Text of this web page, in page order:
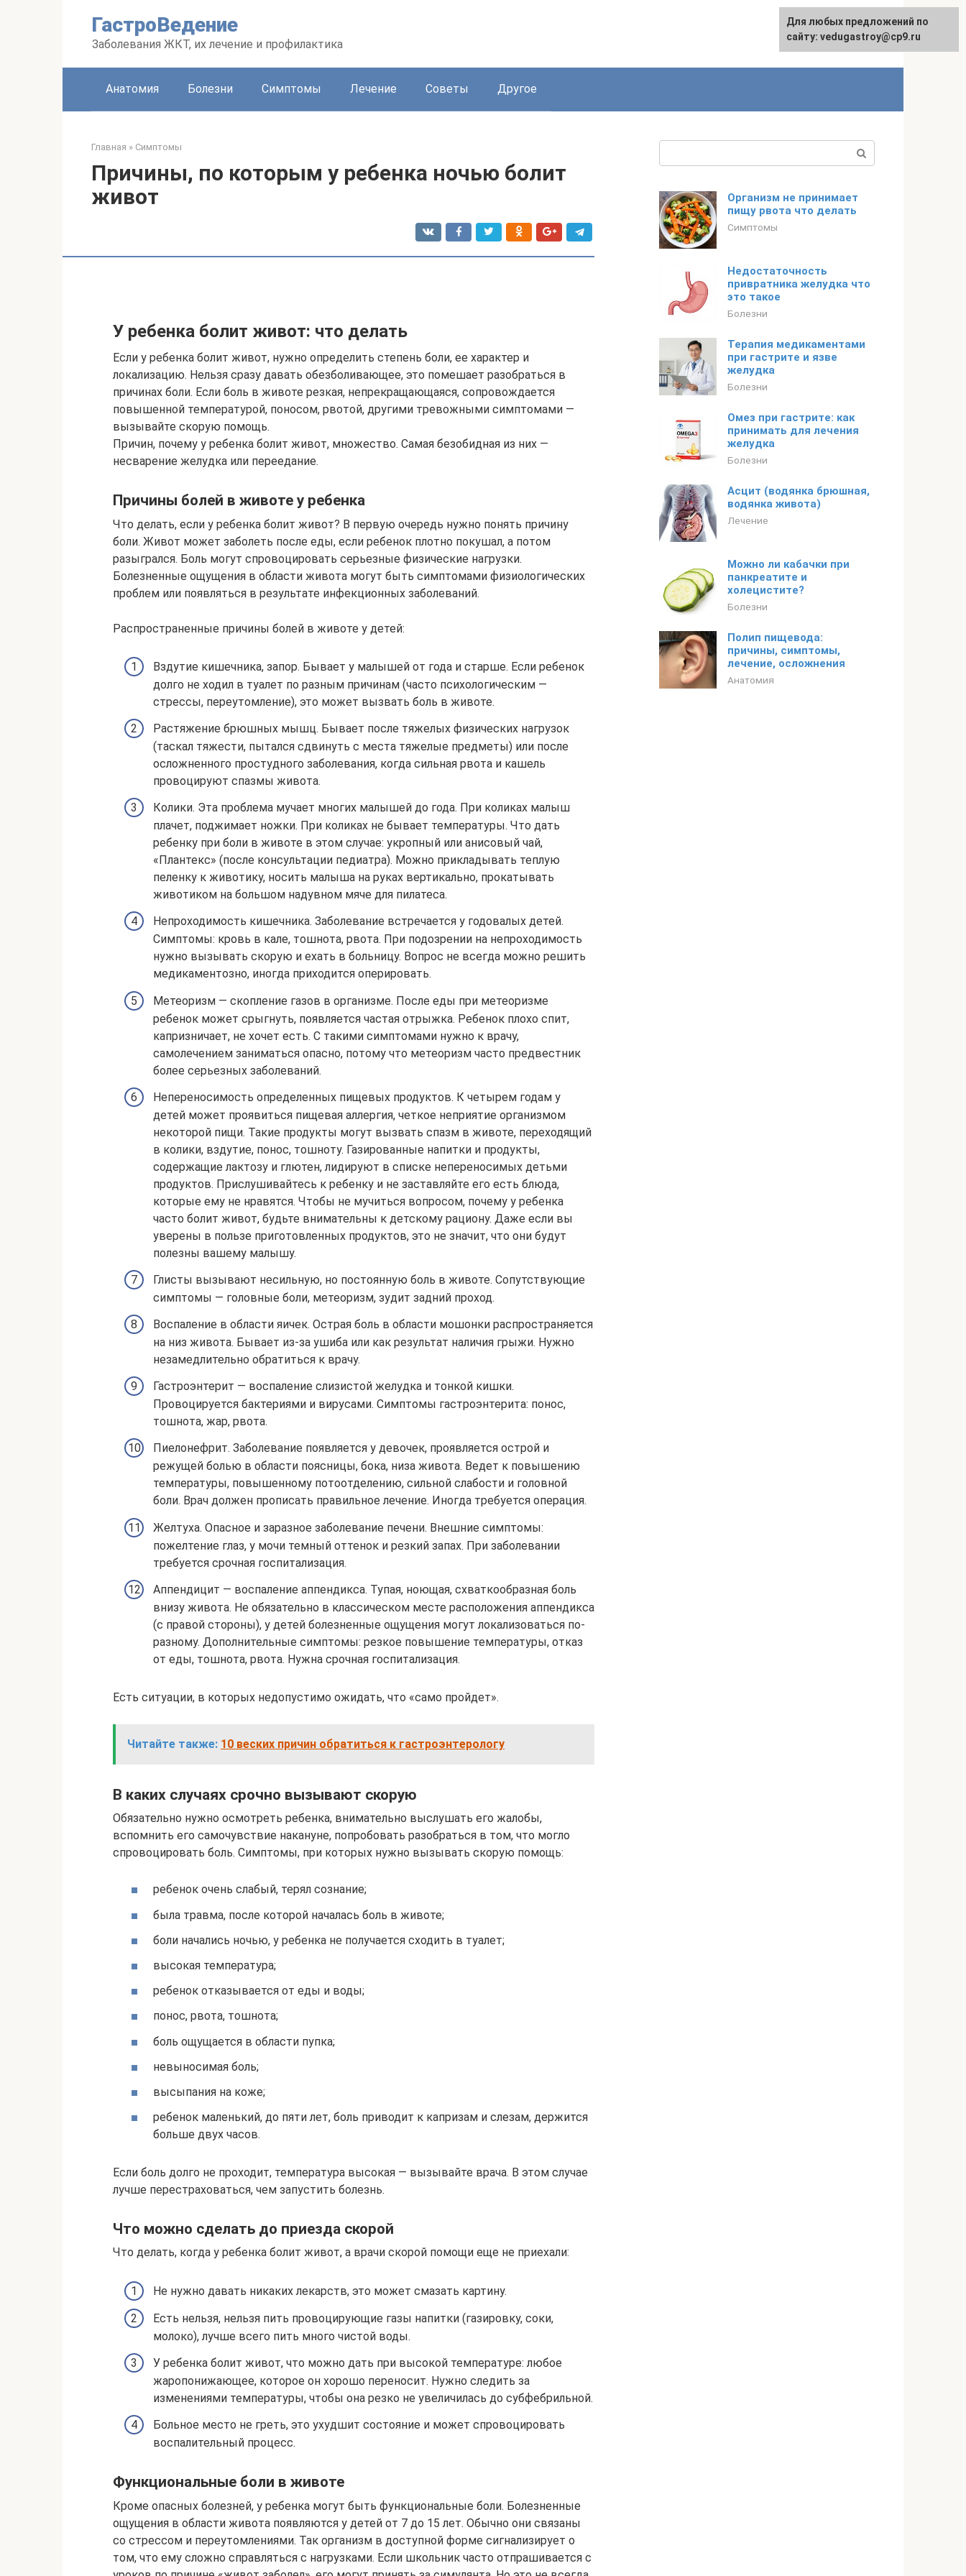
ГастроВедение
Заболевания ЖКТ, их лечение и профилактика
Анатомия Болезни Симптомы Лечение Советы Другое
Главная » Симптомы
Причины, по которым у ребенка ночью болит
живот
У ребенка болит живот: что делать
Если у ребенка болит живот, нужно определить степень боли, ее характер и
локализацию. Нельзя сразу давать обезболивающее, это помешает разобраться в
причинах боли. Если боль в животе резкая, непрекращающаяся, сопровождается
повышенной температурой, поносом, рвотой, другими тревожными симптомами —
вызывайте скорую помощь.
Причин, почему у ребенка болит живот, множество. Самая безобидная из них —
несварение желудка или переедание.
Причины болей в животе у ребенка
Что делать, если у ребенка болит живот? В первую очередь нужно понять причину
боли. Живот может заболеть после еды, если ребенок плотно покушал, а потом
разыгрался. Боль могут спровоцировать серьезные физические нагрузки.
Болезненные ощущения в области живота могут быть симптомами физиологических
проблем или появляться в результате инфекционных заболеваний.
Распространенные причины болей в животе у детей:
Вздутие кишечника, запор. Бывает у малышей от года и старше. Если ребенок
долго не ходил в туалет по разным причинам (часто психологическим —
стрессы, переутомление), это может вызвать боль в животе.
Растяжение брюшных мышц. Бывает после тяжелых физических нагрузок
(таскал тяжести, пытался сдвинуть с места тяжелые предметы) или после
осложненного простудного заболевания, когда сильная рвота и кашель
провоцируют спазмы живота.
Колики. Эта проблема мучает многих малышей до года. При коликах малыш
плачет, поджимает ножки. При коликах не бывает температуры. Что дать
ребенку при боли в животе в этом случае: укропный или анисовый чай,
«Плантекс» (после консультации педиатра). Можно прикладывать теплую
пеленку к животику, носить малыша на руках вертикально, прокатывать
животиком на большом надувном мяче для пилатеса.
Непроходимость кишечника. Заболевание встречается у годовалых детей.
Симптомы: кровь в кале, тошнота, рвота. При подозрении на непроходимость
нужно вызывать скорую и ехать в больницу. Вопрос не всегда можно решить
медикаментозно, иногда приходится оперировать.
Метеоризм — скопление газов в организме. После еды при метеоризме
ребенок может срыгнуть, появляется частая отрыжка. Ребенок плохо спит,
капризничает, не хочет есть. С такими симптомами нужно к врачу,
самолечением заниматься опасно, потому что метеоризм часто предвестник
более серьезных заболеваний.
Непереносимость определенных пищевых продуктов. К четырем годам у
детей может проявиться пищевая аллергия, четкое неприятие организмом
некоторой пищи. Такие продукты могут вызвать спазм в животе, переходящий
в колики, вздутие, понос, тошноту. Газированные напитки и продукты,
содержащие лактозу и глютен, лидируют в списке непереносимых детьми
продуктов. Прислушивайтесь к ребенку и не заставляйте его есть блюда,
которые ему не нравятся. Чтобы не мучиться вопросом, почему у ребенка
часто болит живот, будьте внимательны к детскому рациону. Даже если вы
уверены в пользе приготовленных продуктов, это не значит, что они будут
полезны вашему малышу.
Глисты вызывают несильную, но постоянную боль в животе. Сопутствующие
симптомы — головные боли, метеоризм, зудит задний проход.
Воспаление в области яичек. Острая боль в области мошонки распространяется
на низ живота. Бывает из-за ушиба или как результат наличия грыжи. Нужно
незамедлительно обратиться к врачу.
Гастроэнтерит — воспаление слизистой желудка и тонкой кишки.
Провоцируется бактериями и вирусами. Симптомы гастроэнтерита: понос,
тошнота, жар, рвота.
Пиелонефрит. Заболевание появляется у девочек, проявляется острой и
режущей болью в области поясницы, бока, низа живота. Ведет к повышению
температуры, повышенному потоотделению, сильной слабости и головной
боли. Врач должен прописать правильное лечение. Иногда требуется операция.
Желтуха. Опасное и заразное заболевание печени. Внешние симптомы:
пожелтение глаз, у мочи темный оттенок и резкий запах. При заболевании
требуется срочная госпитализация.
Аппендицит — воспаление аппендикса. Тупая, ноющая, схваткообразная боль
внизу живота. Не обязательно в классическом месте расположения аппендикса
(с правой стороны), у детей болезненные ощущения могут локализоваться по-
разному. Дополнительные симптомы: резкое повышение температуры, отказ
от еды, тошнота, рвота. Нужна срочная госпитализация.
Есть ситуации, в которых недопустимо ожидать, что «само пройдет».
Читайте также: 10 веских причин обратиться к гастроэнтерологу
В каких случаях срочно вызывают скорую
Обязательно нужно осмотреть ребенка, внимательно выслушать его жалобы,
вспомнить его самочувствие накануне, попробовать разобраться в том, что могло
спровоцировать боль. Симптомы, при которых нужно вызывать скорую помощь:
ребенок очень слабый, терял сознание;
была травма, после которой началась боль в животе;
боли начались ночью, у ребенка не получается сходить в туалет;
высокая температура;
ребенок отказывается от еды и воды;
понос, рвота, тошнота;
боль ощущается в области пупка;
невыносимая боль;
высыпания на коже;
ребенок маленький, до пяти лет, боль приводит к капризам и слезам, держится
больше двух часов.
Если боль долго не проходит, температура высокая — вызывайте врача. В этом случае
лучше перестраховаться, чем запустить болезнь.
Что можно сделать до приезда скорой
Что делать, когда у ребенка болит живот, а врачи скорой помощи еще не приехали:
Не нужно давать никаких лекарств, это может смазать картину.
Есть нельзя, нельзя пить провоцирующие газы напитки (газировку, соки,
молоко), лучше всего пить много чистой воды.
У ребенка болит живот, что можно дать при высокой температуре: любое
жаропонижающее, которое он хорошо переносит. Нужно следить за
изменениями температуры, чтобы она резко не увеличилась до субфебрильной.
Больное место не греть, это ухудшит состояние и может спровоцировать
воспалительный процесс.
Функциональные боли в животе
Кроме опасных болезней, у ребенка могут быть функциональные боли. Болезненные
ощущения в области живота появляются у детей от 7 до 15 лет. Обычно они связаны
со стрессом и переутомлениями. Так организм в доступной форме сигнализирует о
том, что ему сложно справляться с нагрузками. Если школьник часто отпрашивается с
Организм не принимает
пищу рвота что делать
Симптомы
Недостаточность
привратника желудка что
это такое
Болезни
Терапия медикаментами
при гастрите и язве
желудка
Болезни
Омез при гастрите: как
принимать для лечения
желудка
Болезни
Асцит (водянка брюшная,
водянка живота)
Лечение
Можно ли кабачки при
панкреатите и
холецистите?
Болезни
Полип пищевода:
причины, симптомы,
лечение, осложнения
Анатомия
Для любых предложений по
сайту: vedugastroy@cp9.ru